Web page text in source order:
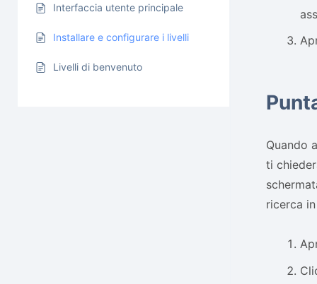
Interfaccia utente principale
Installare e configurare i livelli
Livelli di benvenuto
Quando
ti
ricerca